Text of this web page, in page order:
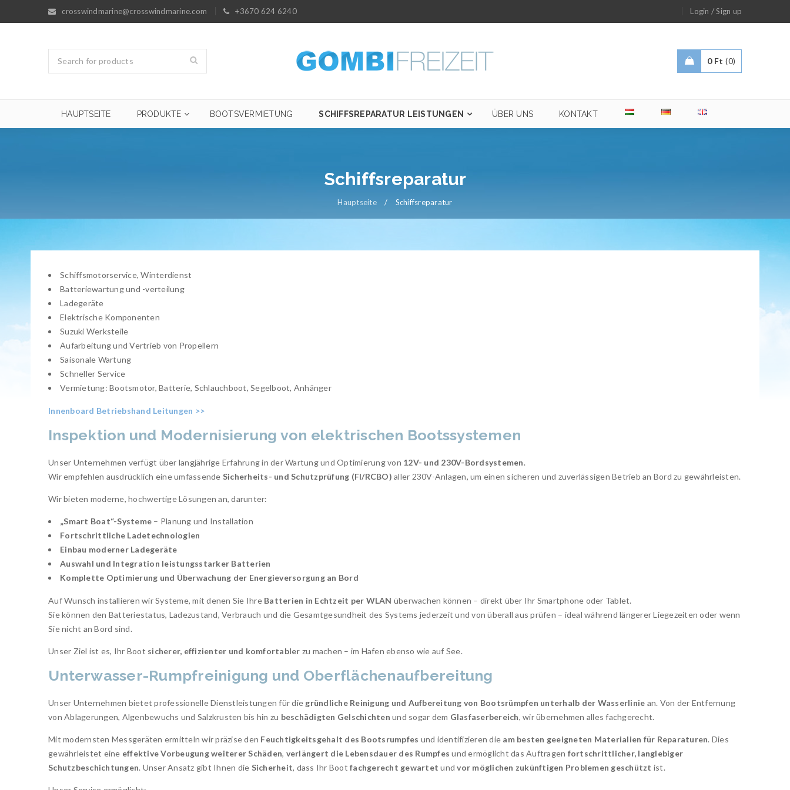
crosswindmarine@crosswindmarine.com +3670 624 6240 Login /Sign up
0 Ft 0
HAUPTSEITE PRODUKTE BOOTSVERMIETUNG SCHIFFSREPARATUR LEISTUNGEN ÜBER UNS KONTAKT
Schiffsreparatur
Hauptseite / Schiffsreparatur
Schiffsmotorservice, Winterdienst
Batteriewartung und -verteilung
Ladegeräte
Elektrische Komponenten
Suzuki Werksteile
Aufarbeitung und Vertrieb von Propellern
Saisonale Wartung
Schneller Service
Vermietung: Bootsmotor, Batterie, Schlauchboot, Segelboot, Anhänger
Innenboard Betriebshand Leitungen >>
Inspektion und Modernisierung von elektrischen Bootssystemen
Unser Unternehmen verfügt über langjährige Erfahrung in der Wartung und Optimierung von 12V- und 230V-Bordsystemen.
Wir empfehlen ausdrücklich eine umfassende Sicherheits- und Schutzprüfung (FI/RCBO) aller 230V-Anlagen, um einen sicheren und zuverlässigen Betrieb an Bord zu gewährleisten.
Wir bieten moderne, hochwertige Lösungen an, darunter:
„Smart Boat“-Systeme – Planung und Installation
Fortschrittliche Ladetechnologien
Einbau moderner Ladegeräte
Auswahl und Integration leistungsstarker Batterien
Komplette Optimierung und Überwachung der Energieversorgung an Bord
Auf Wunsch installieren wir Systeme, mit denen Sie Ihre Batterien in Echtzeit per WLAN überwachen können – direkt über Ihr Smartphone oder Tablet.
Sie können den Batteriestatus, Ladezustand, Verbrauch und die Gesamtgesundheit des Systems jederzeit und von überall aus prüfen – ideal während längerer Liegezeiten oder wenn
Sie nicht an Bord sind.
Unser Ziel ist es, Ihr Boot sicherer, effizienter und komfortabler zu machen – im Hafen ebenso wie auf See.
Unterwasser-Rumpfreinigung und Oberflächenaufbereitung
Unser Unternehmen bietet professionelle Dienstleistungen für die gründliche Reinigung und Aufbereitung von Bootsrümpfen unterhalb der Wasserlinie an. Von der Entfernung
von Ablagerungen, Algenbewuchs und Salzkrusten bis hin zu beschädigten Gelschichten und sogar dem Glasfaserbereich, wir übernehmen alles fachgerecht.
Mit modernsten Messgeräten ermitteln wir präzise den Feuchtigkeitsgehalt des Bootsrumpfes und identifizieren die am besten geeigneten Materialien für Reparaturen. Dies
gewährleistet eine effektive Vorbeugung weiterer Schäden, verlängert die Lebensdauer des Rumpfes und ermöglicht das Auftragen fortschrittlicher, langlebiger
Schutzbeschichtungen. Unser Ansatz gibt Ihnen die Sicherheit, dass Ihr Boot fachgerecht gewartet undvor möglichen zukünftigen Problemen geschützt ist.